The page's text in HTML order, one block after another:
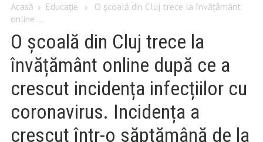
Acasă Educaţie
O școală din Cluj trece la învățământ
online ...
O școală din Cluj trece la
învățământ online după ce a
crescut incidența infecțiilor cu
coronavirus. Incidența a
crescut într-o săptămână de la